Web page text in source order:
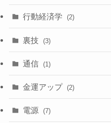
行動経済学 (2)
裏技 (3)
通信 (1)
金運アップ (2)
電源 (7)